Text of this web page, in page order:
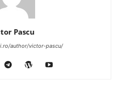
Pascu
author/victor-pascu/